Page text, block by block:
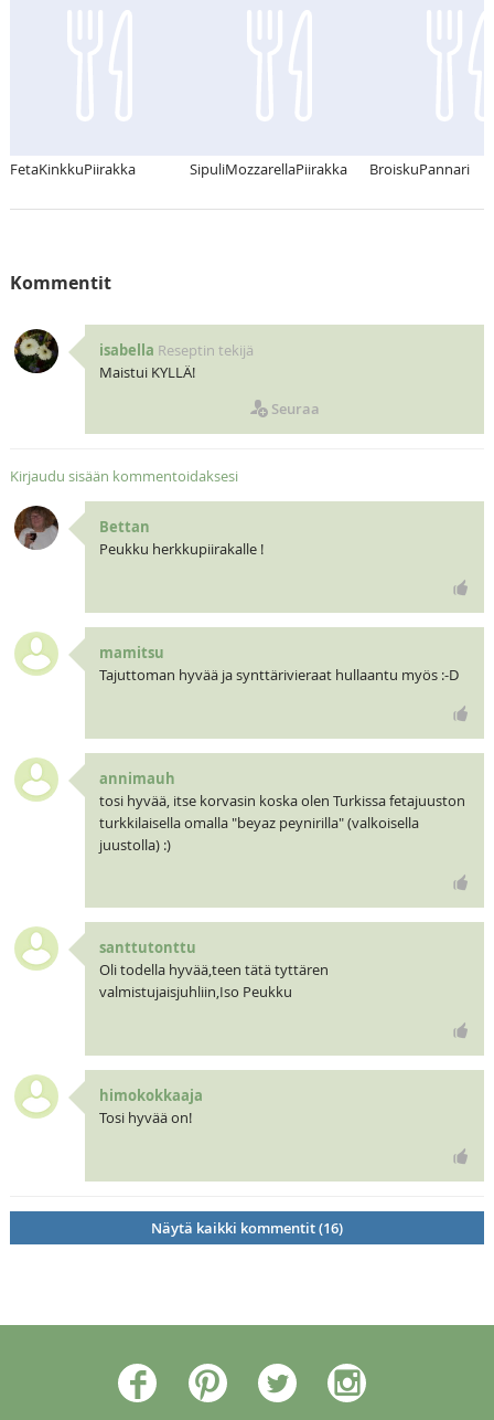
FetaKinkkuPiirakka SipuliMozzarellaPiirakka BroiskuPannari
Kommentit
isabella Reseptin tekijä
Maistui KYLLÄ!
Seuraa
Kirjaudu sisään kommentoidaksesi
Bettan
Peukku herkkupiirakalle !
mamitsu
Tajuttoman hyvää ja synttärivieraat hullaantu myös :-D
annimauh
tosi hyvää, itse korvasin koska olen Turkissa fetajuuston
turkkilaisella omalla "beyaz peynirilla" (valkoisella
juustolla) :)
santtutonttu
Oli todella hyvää,teen tätä tyttären
valmistujaisjuhliin,Iso Peukku
himokokkaaja
Tosi hyvää on!
Näytä kaikki kommentit (16)